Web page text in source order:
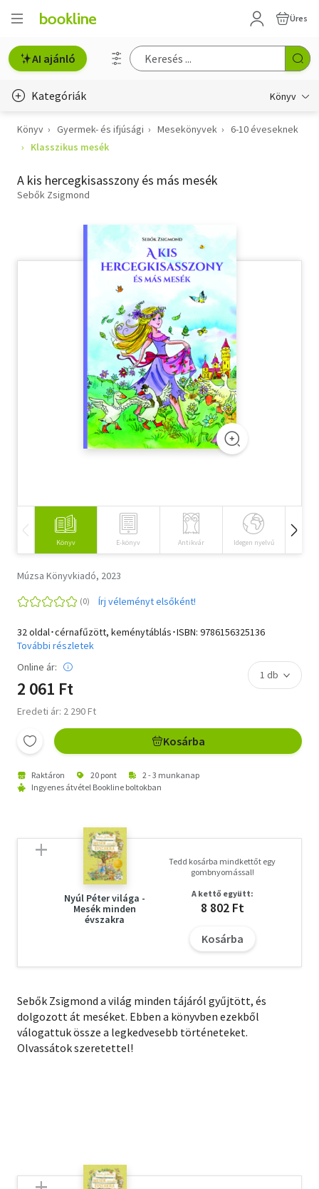
Üres
AI ajánló
Kategóriák Könyv
Életmód, egészség
Gyermek- és ifjúsági
Hobbi, szabadidő
Szótár, nyelvkönyv
Tankönyv, segédkönyv
Társadalomtudomány
Természettudomány
Könyv Gyermek- és ifjúsági Mesekönyvek
6-10 éveseknek
Klasszikus mesék
A kis hercegkisasszony és más mesék
Sebők Zsigmond
Könyv E-könyv Antikvár Idegen nyelvű
Múzsa Könyvkiadó, 2023
Írj véleményt elsőként!
32 oldal･cérnafűzött, keménytáblás･ISBN: 9786156325136
További részletek
Online ár:
2 061 Ft
Eredeti ár: 2 290 Ft
Kosárba
Raktáron 20 pont
2 - 3 munkanap
Ingyenes átvétel Bookline boltokban
Nyúl Péter világa -
Mesék minden
évszakra
Tedd kosárba mindkettőt egy
gombnyomással!
A kettő együtt:
8 802 Ft
Kosárba
Sebők Zsigmond a világ minden tájáról gyűjtött, és
dolgozott át meséket. Ebben a könyvben ezekből
válogattuk össze a legkedvesebb történeteket.
Olvassátok szeretettel!